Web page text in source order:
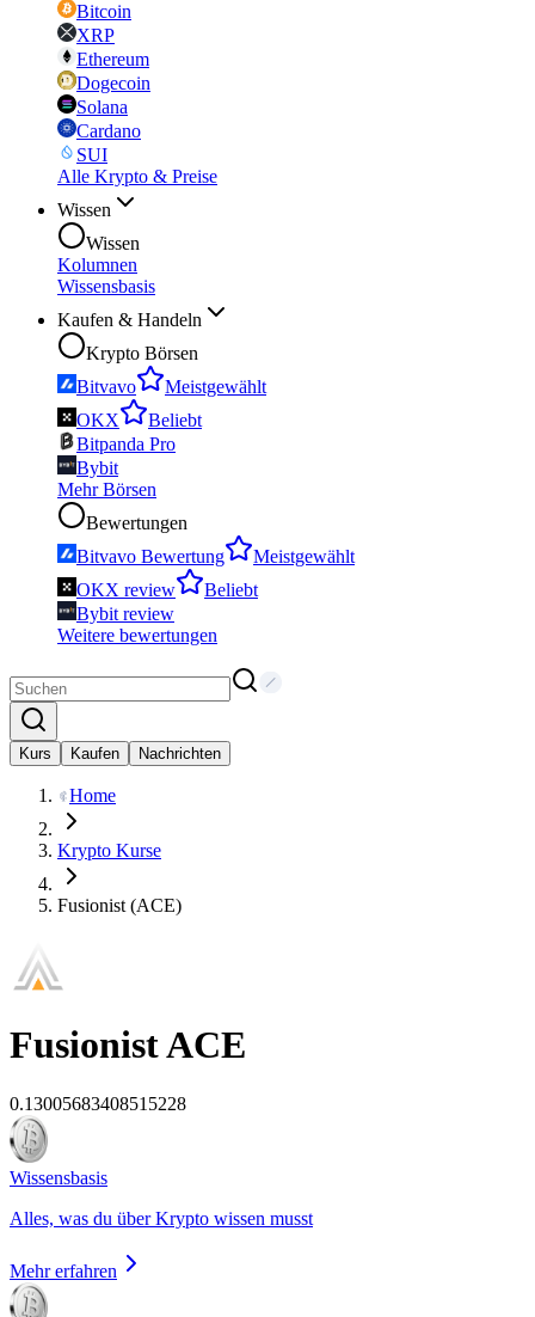
Bitcoin
XRP
Ethereum
Dogecoin
Solana
Cardano
SUI
Alle Krypto & Preise
Wissen
Wissen
Kolumnen
Wissensbasis
Kaufen & Handeln
Krypto Börsen
Bitvavo
Meistgewählt
OKX
Beliebt
Bitpanda Pro
Bybit
Mehr Börsen
Bewertungen
Bitvavo Bewertung
Meistgewählt
OKX review
Beliebt
Bybit review
Weitere bewertungen
Kurs Kaufen Nachrichten
Home
Krypto Kurse
Fusionist (ACE)
FusionistACE
0.13005683408515228
Wissensbasis
Alles, was du über Krypto wissen musst
Mehr erfahren